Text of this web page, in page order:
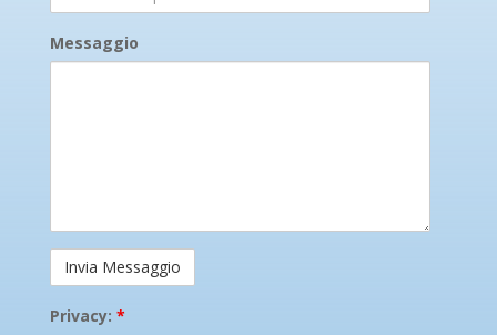
Groupon
Messaggio
Privacy: *